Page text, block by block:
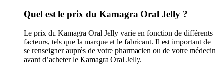
Quel est le prix du Kamagra Oral Jelly ?
Le prix du Kamagra Oral Jelly varie en fonction de différents
facteurs, tels que la marque et le fabricant. Il est important de
se renseigner auprès de votre pharmacien ou de votre médecin
avant d’acheter le Kamagra Oral Jelly.